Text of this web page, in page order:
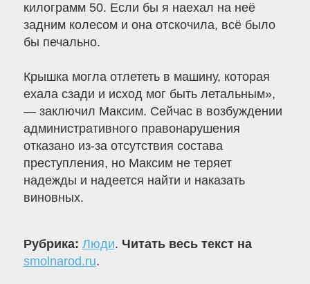
килограмм 50. Если бы я наехал на неё
задним колесом и она отскочила, всё было
бы печально.
Крышка могла отлететь в машину, которая
ехала сзади и исход мог быть летальным»,
— заключил Максим. Сейчас в возбуждении
административного правонарушения
отказано из-за отсутствия состава
преступления, но Максим не теряет
надежды и надеется найти и наказать
виновных.
Рубрика: Люди. Читать весь текст на
smolnarod.ru.